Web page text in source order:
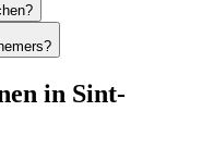
in Sint-